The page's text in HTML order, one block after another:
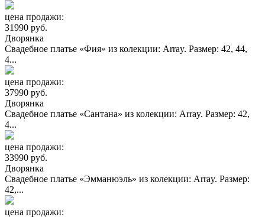
цена продажи:
31990 руб.
Дворянка
Свадебное платье «Фия» из колекции: Array. Размер: 42, 44,
4...
цена продажи:
37990 руб.
Дворянка
Свадебное платье «Сантана» из колекции: Array. Размер: 42,
4...
цена продажи:
33990 руб.
Дворянка
Свадебное платье «Эмманюэль» из колекции: Array. Размер:
42,...
цена продажи: